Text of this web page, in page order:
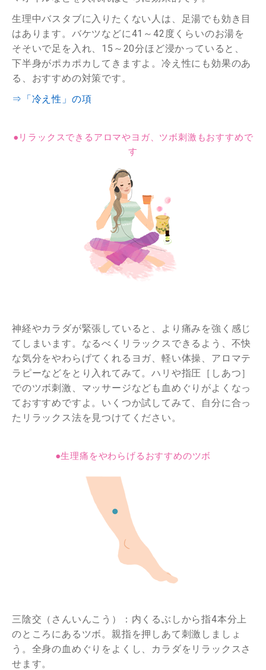
生理中バスタブに入りたくない人は、足湯でも効き目
はあります。バケツなどに41～42度くらいのお湯を
そそいで足を入れ、15～20分ほど浸かっていると、
下半身がポカポカしてきますよ。冷え性にも効果のあ
る、おすすめの対策です。
⇒「冷え性」の項
●リラックスできるアロマやヨガ、ツボ刺激もおすすめで
す
神経やカラダが緊張していると、より痛みを強く感じ
てしまいます。なるべくリラックスできるよう、不快
な気分をやわらげてくれるヨガ、軽い体操、アロマテ
ラピーなどをとり入れてみて。ハリや指圧［しあつ］
でのツボ刺激、マッサージなども血めぐりがよくなっ
ておすすめですよ。いくつか試してみて、自分に合っ
たリラックス法を見つけてください。
●生理痛をやわらげるおすすめのツボ
三陰交（さんいんこう）：内くるぶしから指4本分上
のところにあるツボ。親指を押しあて刺激しましょ
う。全身の血めぐりをよくし、カラダをリラックスさ
せます。